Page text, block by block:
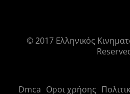
© 2017 Ελληνικός
Dmca Οροι χρήσης